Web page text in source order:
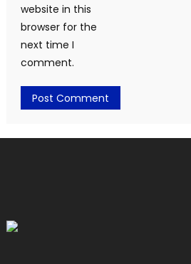
website in this
browser for the
next time I
comment.